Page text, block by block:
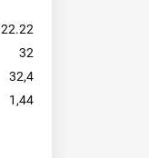
22.22
32
32,4
1,44